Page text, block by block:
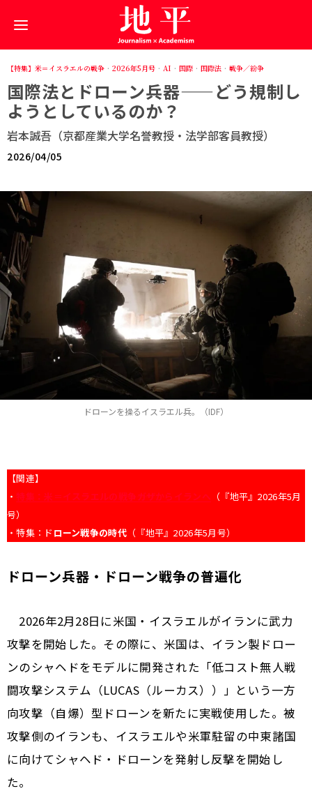
【特集】米＝イスラエルの戦争 · 2026年5月号 · AI · 国際 · 国際法 · 戦争／紛争
国際法とドローン兵器——どう規制し
ようとしているのか？
岩本誠吾（京都産業大学名誉教授・法学部客員教授）
2026/04/05
ドローンを操るイスラエル兵。（IDF）
【関連】
・ 特集：米＝イスラエルの戦争――ガザからイランへ （『地平』2026年5月
号）
・特集：ド ローン戦争の時代（『地平』2026年5月号）
ドローン兵器・ドローン戦争の普遍化
2026年2月28日に米国・イスラエルがイランに武力
攻撃を開始した。その際に、米国は、イラン製ドロー
ンのシャヘドをモデルに開発された「低コスト無人戦
闘攻撃システム（LUCAS（ルーカス））」という一方
向攻撃（自爆）型ドローンを新たに実戦使用した。被
攻撃側のイランも、イスラエルや米軍駐留の中東諸国
に向けてシャヘド・ドローンを発射し反撃を開始し
た。